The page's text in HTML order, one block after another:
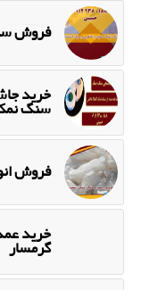
فروش
خرید
سنگ
فروش
خرید
گرمسار